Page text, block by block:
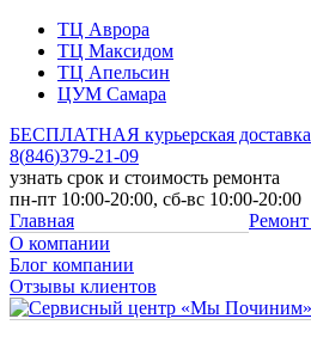
ТЦ Аврора
ТЦ Максидом
ТЦ Апельсин
ЦУМ Самара
БЕСПЛАТНАЯ курьерская доставка
8(846)379-21-09
узнать срок и стоимость ремонта
пн-пт 10:00-20:00, сб-вс 10:00-20:00
Главная
О компании
Блог компании
Отзывы клиентов